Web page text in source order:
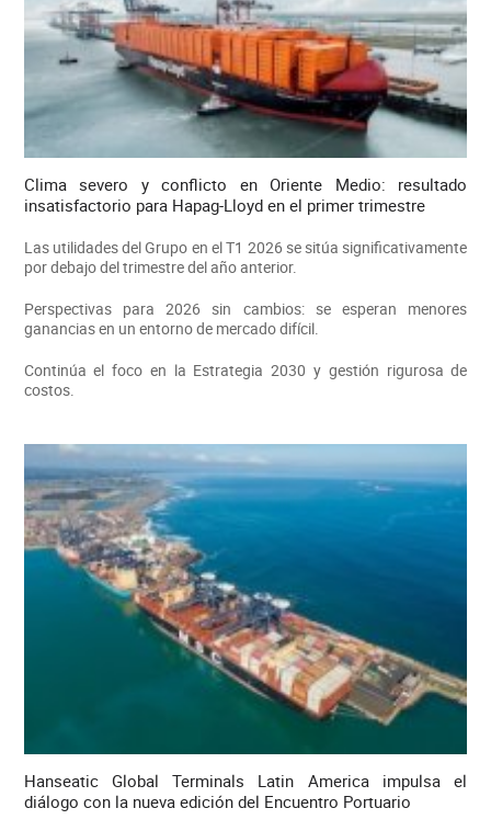
Clima severo y conflicto en Oriente Medio: resultado
insatisfactorio para Hapag-Lloyd en el primer trimestre
Las utilidades del Grupo en el T1 2026 se sitúa significativamente
por debajo del trimestre del año anterior.
Perspectivas para 2026 sin cambios: se esperan menores
ganancias en un entorno de mercado difícil.
Continúa el foco en la Estrategia 2030 y gestión rigurosa de
costos.
Hanseatic Global Terminals Latin America impulsa el
diálogo con la nueva edición del Encuentro Portuario